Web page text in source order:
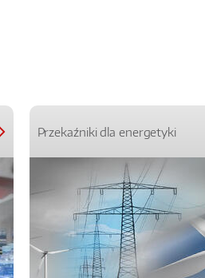
Przekaźniki dla energetyki